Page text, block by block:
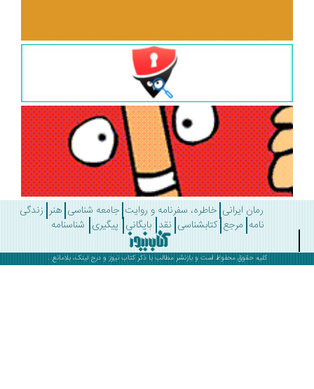
رمان ایرانی خاطره، سفرنامه و روایت جامعه شناسی هنر زندگی
مرجع کتابشناسی نقد بایگانی پیگیری شناسنامه
کلیه حقوق محفوظ است و بازنشر مطالب با ذکرکتاب نیوز و درج لینک، بلامانع .